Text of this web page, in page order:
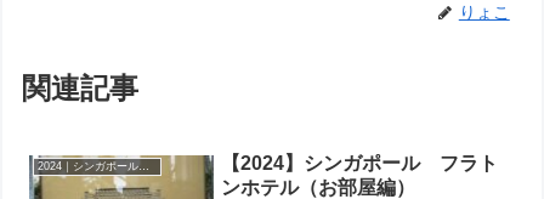
りょこ
関連記事
2024｜シンガポール マリーナベイサンズ＆フラトン
【2024】シンガポール フラト
ンホテル（お部屋編）